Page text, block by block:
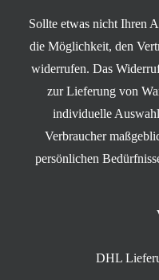
Sollte etwas nicht Ihren
die Möglichkeit, den
widerrufen. Das
zur Lieferung von
individuelle
Verbraucher
persönlichen
DHL